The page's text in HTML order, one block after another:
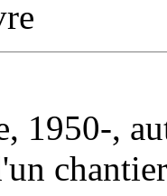
1950-,